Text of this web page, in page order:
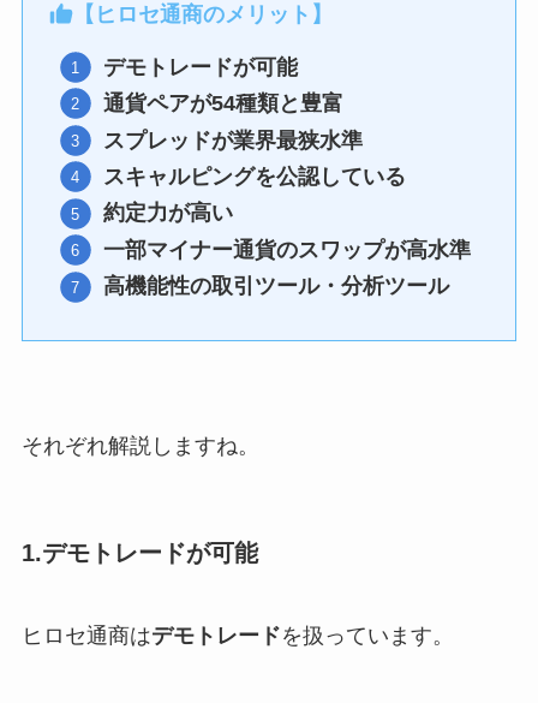
【ヒロセ通商のメリット】
デモトレードが可能
通貨ペアが54種類と豊富
スプレッドが業界最狭水準
スキャルピングを公認している
約定力が高い
一部マイナー通貨のスワップが高水準
高機能性の取引ツール・分析ツール
それぞれ解説しますね。
1.デモトレードが可能
ヒロセ通商はデモトレードを扱っています。